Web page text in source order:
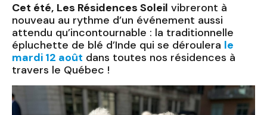
Cet été, Les Résidences Soleil vibreront à
nouveau au rythme d’un événement aussi
attendu qu’incontournable : la traditionnelle
épluchette de blé d’Inde qui se déroulera le
mardi 12 août dans toutes nos résidences à
travers le Québec !